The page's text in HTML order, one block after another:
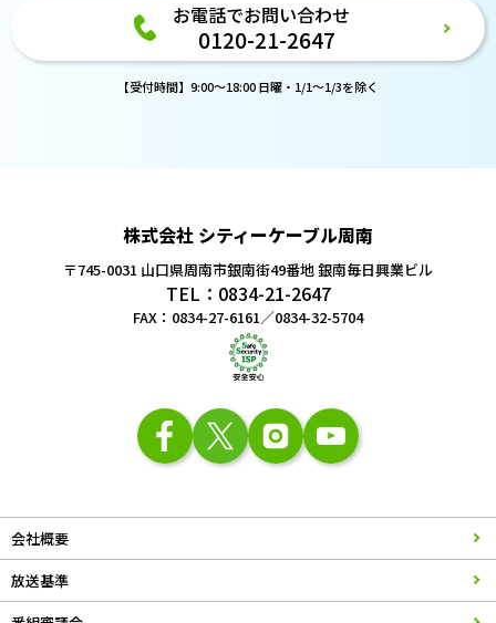
お電話でお問い合わせ
0120-21-2647
【受付時間】9:00～18:00 日曜・1/1～1/3を除く
株式会社 シティーケーブル周南
〒745-0031 山口県周南市銀南街49番地銀南毎日興業ビル
TEL：0834-21-2647
FAX：0834-27-6161／0834-32-5704
会社概要
放送基準